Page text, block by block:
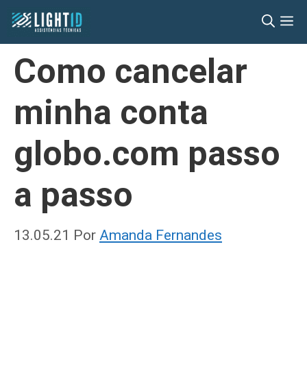
Pular
para
conteúdo
Como cancelar
minha conta
globo.com passo
a passo
13.05.21 Por Amanda Fernandes